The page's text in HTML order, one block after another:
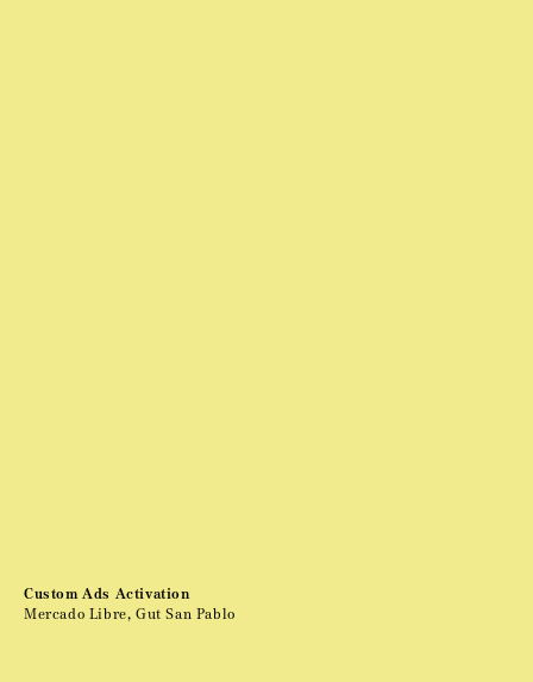
Custom Ads Activation
Mercado Libre, Gut San Pablo